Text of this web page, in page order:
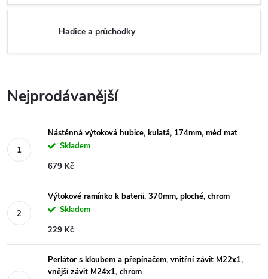
Hadice a průchodky
Nejprodávanější
Nástěnná výtoková hubice, kulatá, 174mm, měď mat
Skladem
679 Kč
Výtokové ramínko k baterii, 370mm, ploché, chrom
Skladem
229 Kč
Perlátor s kloubem a přepínačem, vnitřní závit M22x1,
vnější závit M24x1, chrom